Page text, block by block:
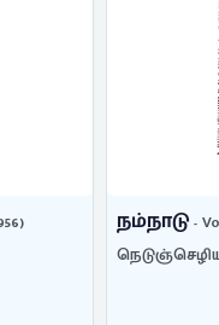
1955)
நம்நாடு